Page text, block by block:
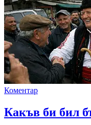
Коментар
Какъв би бил